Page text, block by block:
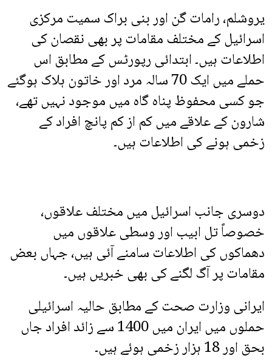
یروشلم، رامات گن اور بنی براک سمیت مرکزی
اسرائیل کے مختلف مقامات پر بھی نقصان کی
اطلاعات ہیں۔ ابتدائی رپورٹس کے مطابق اس
حملے میں ایک 70 سالہ مرد اور خاتون ہلاک ہوگئے
جو کسی محفوظ پناہ گاہ میں موجود نہیں تھے،
شارون کے علاقے میں کم از کم پانچ افراد کے
زخمی ہونے کی اطلاعات ہیں۔
دوسری جانب اسرائیل میں مختلف علاقوں،
خصوصاً تل ابیب اور وسطی علاقوں میں
دھماکوں کی اطلاعات سامنے آئی ہیں، جہاں بعض
مقامات پر آگ لگنے کی بھی خبریں ہیں۔
ایرانی وزارت صحت کے مطابق حالیہ اسرائیلی
حملوں میں ایران میں 1400 سے زائد افراد جاں
بحق اور 18 ہزار زخمی ہوئے ہیں۔